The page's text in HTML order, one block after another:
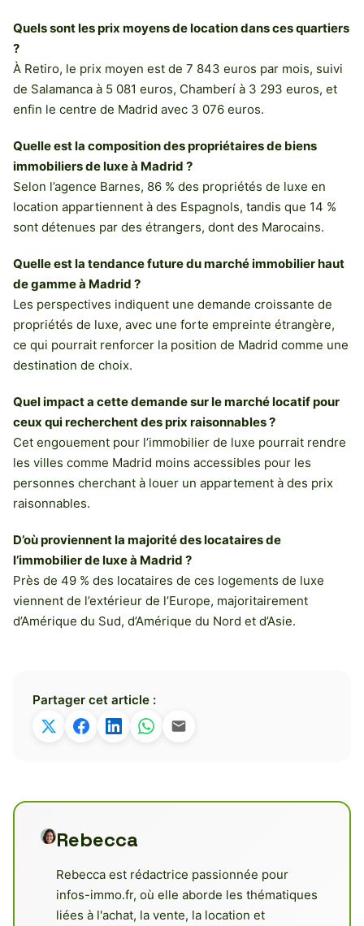
Quels sont les prix moyens de location dans ces quartiers
?
À Retiro, le prix moyen est de 7 843 euros par mois, suivi
de Salamanca à 5 081 euros, Chamberí à 3 293 euros, et
enfin le centre de Madrid avec 3 076 euros.
Quelle est la composition des propriétaires de biens
immobiliers de luxe à Madrid ?
Selon l’agence Barnes, 86 % des propriétés de luxe en
location appartiennent à des Espagnols, tandis que 14 %
sont détenues par des étrangers, dont des Marocains.
Quelle est la tendance future du marché immobilier haut
de gamme à Madrid ?
Les perspectives indiquent une demande croissante de
propriétés de luxe, avec une forte empreinte étrangère,
ce qui pourrait renforcer la position de Madrid comme une
destination de choix.
Quel impact a cette demande sur le marché locatif pour
ceux qui recherchent des prix raisonnables ?
Cet engouement pour l’immobilier de luxe pourrait rendre
les villes comme Madrid moins accessibles pour les
personnes cherchant à louer un appartement à des prix
raisonnables.
D’où proviennent la majorité des locataires de
l’immobilier de luxe à Madrid ?
Près de 49 % des locataires de ces logements de luxe
viennent de l’extérieur de l’Europe, majoritairement
d’Amérique du Sud, d’Amérique du Nord et d’Asie.
Partager cet article :
Rebecca
Rebecca est rédactrice passionnée pour
infos-immo.fr, où elle aborde les thématiques
liées à l'achat, la vente, la location et